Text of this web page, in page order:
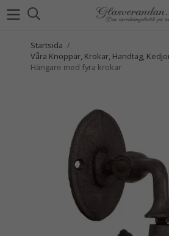
Startsida /
Våra Knoppar, Krokar, Handtag,
Hängare med fyra krokar